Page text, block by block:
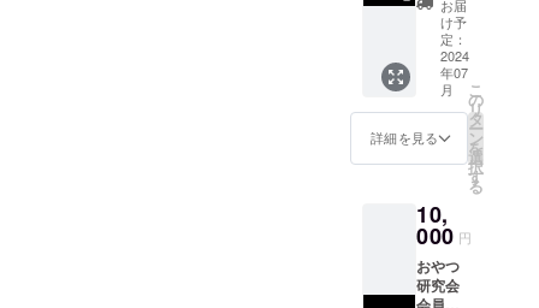
は必ず
お届け
のリ
ターン
に貼付
された
ラベル
くださ
い。」
5000円
分 内容
は、時
期によ
り異な
る。 ※
写真は
イメー
ジで
「原材
料及び
添加物
等の食
品表示
お届
け予
定：
2024
年07
月
詳細を見る
こ
の
リ
タ
ー
ン
を
選
択
す
る
10,
000 円
おやつ
研究会